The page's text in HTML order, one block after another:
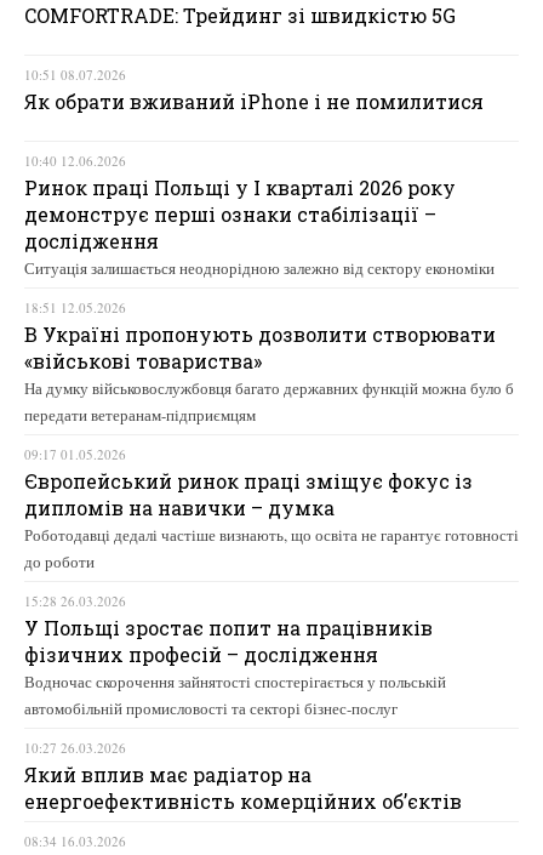
COMFORTRADE: Трейдинг зі швидкістю 5G
10:51 08.07.2026
Як обрати вживаний iPhone і не помилитися
10:40 12.06.2026
Ринок праці Польщі у І кварталі 2026 року
демонструє перші ознаки стабілізації –
дослідження
Ситуація залишається неоднорідною залежно від сектору економіки
18:51 12.05.2026
В Україні пропонують дозволити створювати
«військові товариства»
На думку військовослужбовця багато державних функцій можна було б
передати ветеранам-підприємцям
09:17 01.05.2026
Європейський ринок праці зміщує фокус із
дипломів на навички – думка
Роботодавці дедалі частіше визнають, що освіта не гарантує готовності
до роботи
15:28 26.03.2026
У Польщі зростає попит на працівників
фізичних професій – дослідження
Водночас скорочення зайнятості спостерігається у польській
автомобільній промисловості та секторі бізнес-послуг
10:27 26.03.2026
Який вплив має радіатор на
енергоефективність комерційних об’єктів
08:34 16.03.2026